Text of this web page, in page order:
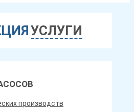
УСЛУГИ
производств